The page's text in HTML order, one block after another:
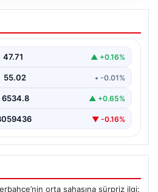
Coşkuyla
Trabzon'a geldi.
47.71 ▲ +0.16%
55.02 • -0.01%
6534.8 ▲ +0.65%
▼ -0.16%
orta sahasına sürpriz ilgi: